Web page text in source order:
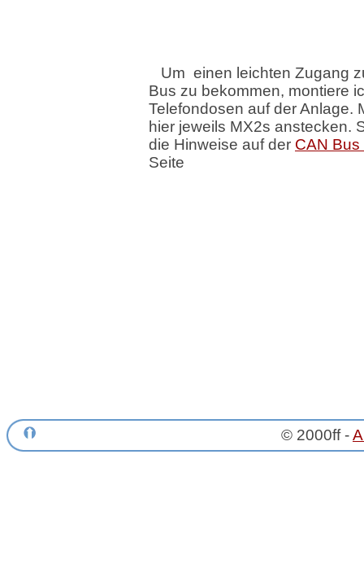
Um einen leichten Zugang
Bus zu bekommen, montiere
Telefondosen auf der Anlage.
hier jeweils MX2s anstecken.
die Hinweise auf der CAN
Seite
© 2000ff -